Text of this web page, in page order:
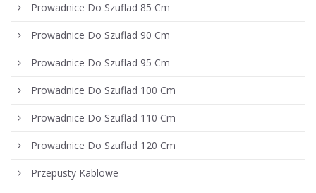
Prowadnice Do Szuflad 85 Cm
Prowadnice Do Szuflad 90 Cm
Prowadnice Do Szuflad 95 Cm
Prowadnice Do Szuflad 100 Cm
Prowadnice Do Szuflad 110 Cm
Prowadnice Do Szuflad 120 Cm
Przepusty Kablowe